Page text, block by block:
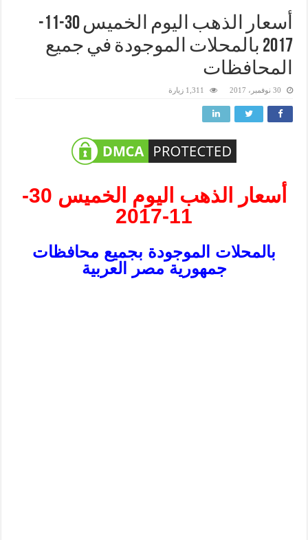
أسعار الذهب اليوم الخميس 30-11-
2017 بالمحلات الموجودة في جميع
المحافظات
30 نوفمبر، 2017 1,311 زيارة
أسعار الذهب اليوم الخميس 30-
11-2017
بالمحلات الموجودة بجميع محافظات
جمهورية مصر العربية